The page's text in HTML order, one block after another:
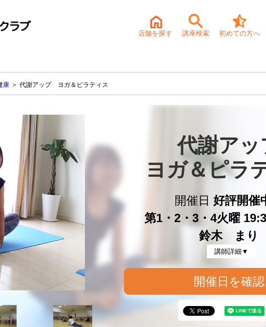
店舗を探す 講座検索 初めての方へ
康 ＞ 代謝アップ ヨガ＆ピラティス
代謝アッ
ヨガ＆ピラ
開催日 好評開催
第1・2・3・4火曜
鈴木 まり
講師詳細▼
開催日を確認